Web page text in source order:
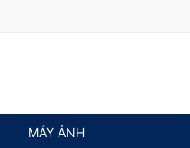
MÁY ẢNH